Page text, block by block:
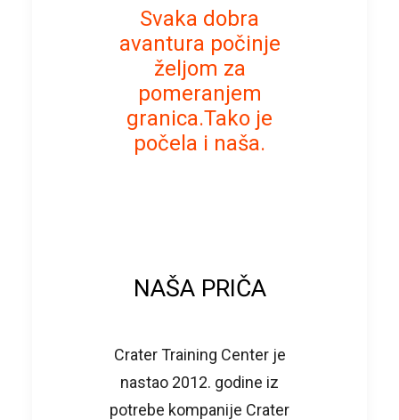
Svaka dobra
avantura počinje
željom za
pomeranjem
granica.Tako je
počela i naša.
NAŠA PRIČA
Crater Training Center je
nastao 2012. godine iz
potrebe kompanije Crater